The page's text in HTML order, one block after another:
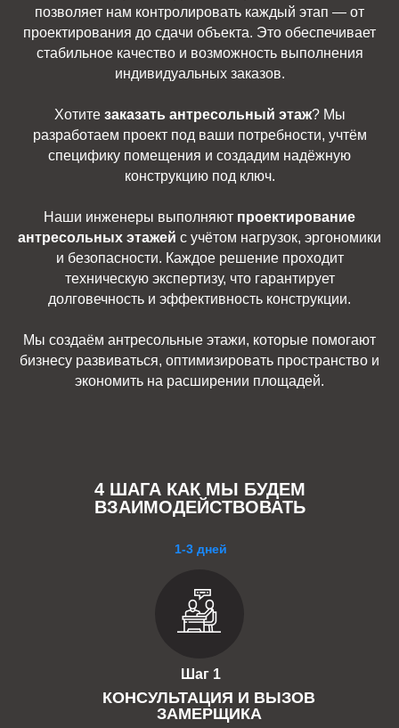
позволяет нам контролировать каждый этап — от
проектирования до сдачи объекта. Это обеспечивает
стабильное качество и возможность выполнения
индивидуальных заказов.
Хотите заказать антресольный этаж? Мы
разработаем проект под ваши потребности, учтём
специфику помещения и создадим надёжную
конструкцию под ключ.
Наши инженеры выполняют проектирование
антресольных этажей с учётом нагрузок, эргономики
и безопасности. Каждое решение проходит
техническую экспертизу, что гарантирует
долговечность и эффективность конструкции.
Мы создаём антресольные этажи, которые помогают
бизнесу развиваться, оптимизировать пространство и
экономить на расширении площадей.
4 ШАГА КАК МЫ БУДЕМ
ВЗАИМОДЕЙСТВОВАТЬ
1-3 дней
Шаг 1
КОНСУЛЬТАЦИЯ И ВЫЗОВ
ЗАМЕРЩИКА